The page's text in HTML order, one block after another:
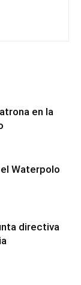
en la
Waterpolo
directiva